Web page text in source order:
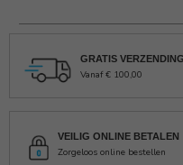
GRATIS VERZENDING
Vanaf € 100,00
VEILIG ONLINE BETALEN
Zorgeloos online bestellen